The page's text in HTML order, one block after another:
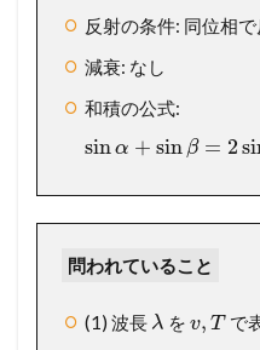
読
解
こ
う
1.2
解
】
反射の条件: 同位相で
減衰: なし
和積の公式:
sinα + sin β = 2
問われていること
(1) 波長 λ を v, T で